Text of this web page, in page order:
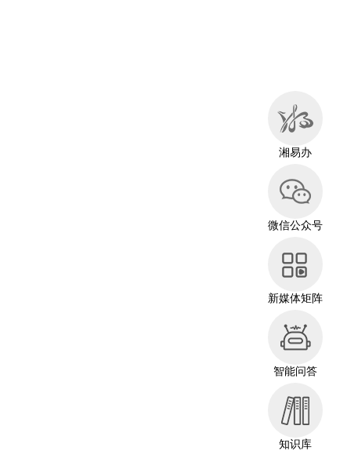
湘易办
微信公众号
新媒体矩阵
智能问答
知识库